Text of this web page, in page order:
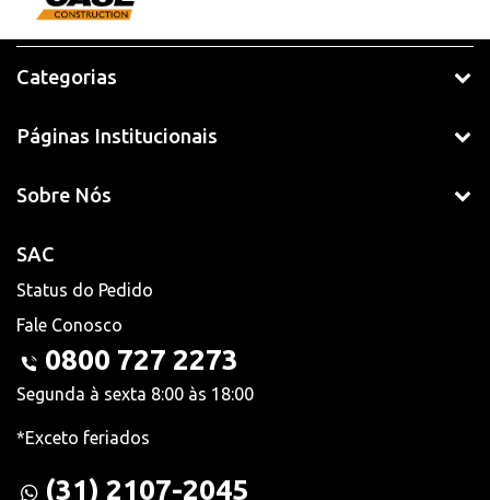
Categorias
Páginas Institucionais
Sobre Nós
SAC
Status do Pedido
Fale Conosco
0800 727 2273
Segunda à sexta 8:00 às 18:00
*Exceto feriados
(31) 2107-2045